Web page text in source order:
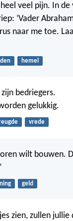
veel pijn. In
‘Vader
naar me toe.
hemel
bedriegers.
gelukkig.
vrede
wilt bouwen.
geld
zien, zullen